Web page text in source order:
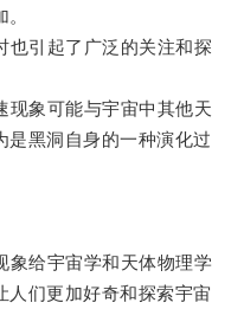
引起了广泛的关注和探
象可能与宇宙中其他天
是黑洞自身的一种演化过
给宇宙学和天体物理学
人们更加好奇和探索宇宙